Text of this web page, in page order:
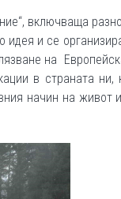
включваща
идея и се
на
в страната
начин на живот